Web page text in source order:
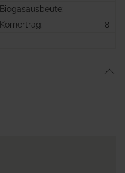
Biogasausbeute:
-
Kornertrag:
8